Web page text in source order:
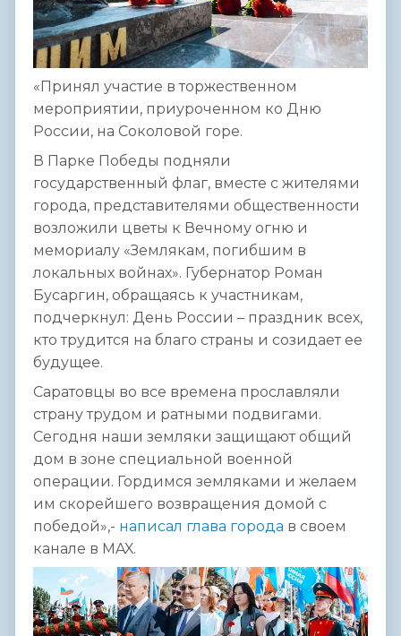
«Принял участие в торжественном
мероприятии, приуроченном ко Дню
России, на Соколовой горе.
В Парке Победы подняли
государственный флаг, вместе с жителями
города, представителями общественности
возложили цветы к Вечному огню и
мемориалу «Землякам, погибшим в
локальных войнах». Губернатор Роман
Бусаргин, обращаясь к участникам,
подчеркнул: День России – праздник всех,
кто трудится на благо страны и созидает ее
будущее.
Саратовцы во все времена прославляли
страну трудом и ратными подвигами.
Сегодня наши земляки защищают общий
дом в зоне специальной военной
операции. Гордимся земляками и желаем
им скорейшего возвращения домой с
победой»,- написал глава города в своем
канале в MAX.